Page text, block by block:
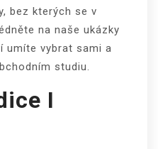
bez kterých se v
na naše ukázky
umíte vybrat sami a
studiu.
I